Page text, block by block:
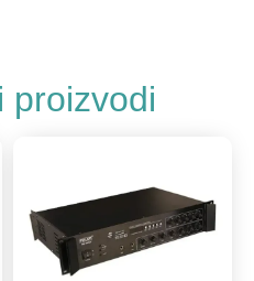
proizvodi